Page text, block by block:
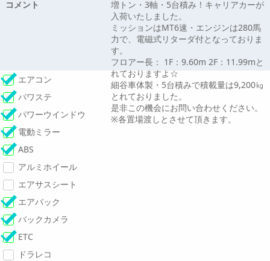
コメント
増トン・3軸・5台積み！キャリアカーが
入荷いたしました。
ミッションはMT6速・エンジンは280馬
力で、電磁式リターダ付となっておりま
す。
フロアー長： 1F：9.60m 2F：11.99mと
れておりますよ☆
細谷車体製・5台積みで積載量は9,200㎏
とれておりました。
是非この機会にお問い合わせください。
※各置場渡しとさせて頂きます。
エアコン
パワステ
パワーウインドウ
電動ミラー
ABS
アルミホイール
エアサスシート
エアバック
バックカメラ
ETC
ドラレコ